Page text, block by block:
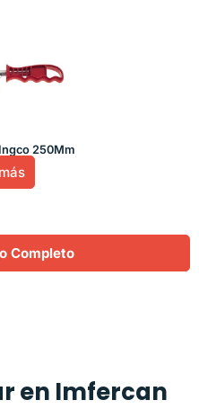
250Mm
Completo
en Imfercan